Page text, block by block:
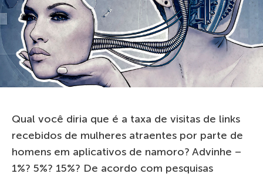
Qual você diria que é a taxa de visitas de links
recebidos de mulheres atraentes por parte de
homens em aplicativos de namoro? Advinhe –
1%? 5%? 15%? De acordo com pesquisas